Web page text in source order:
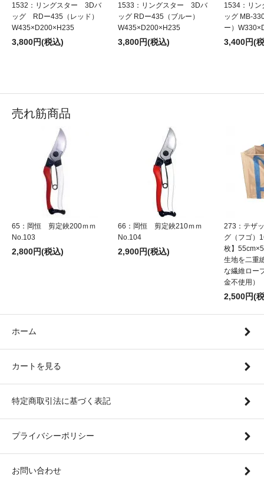
1532：リングスター 3Dバ
ッグ RDー435（レッド）
W435×D200×H235
3,800円(税込)
1533：リングスター 3Dバ
ッグ RDー435（ブルー）
W435×D200×H235
3,800円(税込)
1534：リ
ッグ MB-
ー）
3,400円(
売れ筋商品
65：岡恒 剪定鋏200ｍｍ
No.103
2,800円(税込)
66：岡恒 剪定鋏210ｍｍ
No.104
2,900円(税込)
273：テザ
グ（フゴ）
枚】
生地を二重
な繊維ロー
金不使用）
2,500円(
ホーム
カートを見る
特定商取引法に基づく表記
プライバシーポリシー
お問い合わせ